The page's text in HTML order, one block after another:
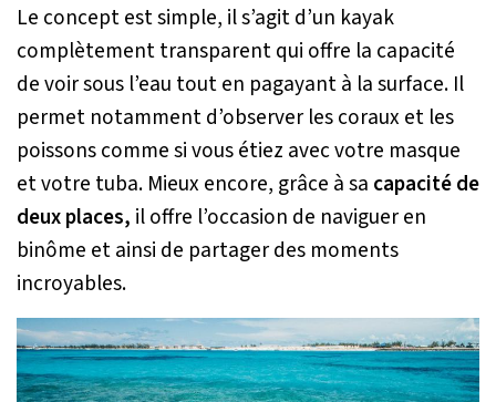
Le concept est simple, il s’agit d’un kayak
complètement transparent qui offre la capacité
de voir sous l’eau tout en pagayant à la surface. Il
permet notamment d’observer les coraux et les
poissons comme si vous étiez avec votre masque
et votre tuba. Mieux encore, grâce à sa capacité de
deux places, il offre l’occasion de naviguer en
binôme et ainsi de partager des moments
incroyables.